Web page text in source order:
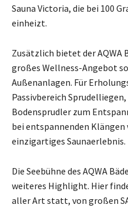
Sauna Victoria, die bei 100
einheizt.
Zusätzlich bietet der AQWA
großes Wellness-Angebot
Außenanlagen. Für
Passivbereich Sprudelliegen,
Bodensprudler zum
bei entspannenden Klängen
einzigartiges Saunaerlebnis.
Die Seebühne des AQWA
weiteres Highlight. Hier
aller Art statt, von großen